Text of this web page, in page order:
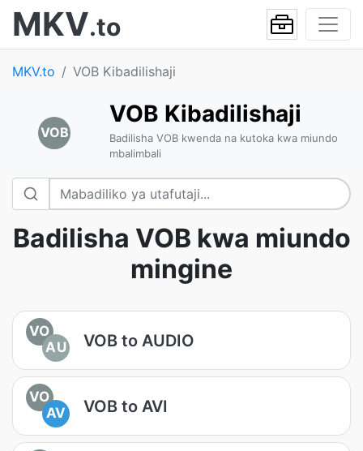
MKV.to
MKV.to VOB Kibadilishaji
VOB
VOB Kibadilishaji
Badilisha VOB kwenda na kutoka kwa miundo
mbalimbali
Badilisha VOB kwa miundo
mingine
VO
AU
VOB to AUDIO
VO
AV
VOB to AVI